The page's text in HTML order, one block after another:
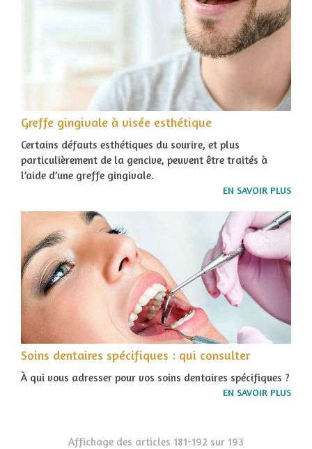
Greffe gingivale à visée esthétique
Certains défauts esthétiques du sourire, et plus
particulièrement de la gencive, peuvent être traités à
l’aide d’une greffe gingivale.
EN SAVOIR PLUS
Soins dentaires spécifiques : qui consulter
À qui vous adresser pour vos soins dentaires spécifiques ?
EN SAVOIR PLUS
Affichage des articles 181-192 sur 193